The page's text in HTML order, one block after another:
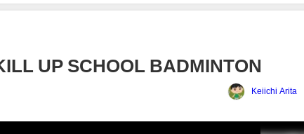
UP SCHOOL BADMINTON
Keiichi Arita